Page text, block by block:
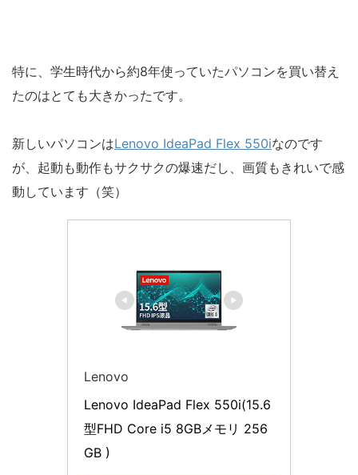
特に、学生時代から約8年使っていたパソコンを買い替え
たのはとても大きかったです。
新しいパソコンはLenovo IdeaPad Flex 550iなのです
が、起動も動作もサクサクの爆速だし、画質もきれいで感
動しています（笑）
Lenovo
Lenovo IdeaPad Flex 550i(15.6
型FHD Core i5 8GBメモリ 256
GB )